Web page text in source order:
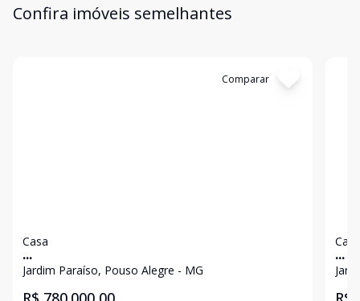
Confira imóveis semelhantes
Comparar
Casa
...
Jardim Paraíso, Pouso Alegre - MG
Casa
...